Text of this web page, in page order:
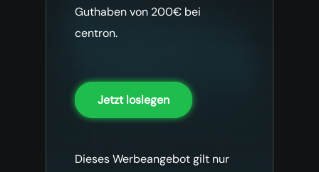
Guthaben von 200€ bei
centron.
Jetzt loslegen
Dieses Werbeangebot gilt nur